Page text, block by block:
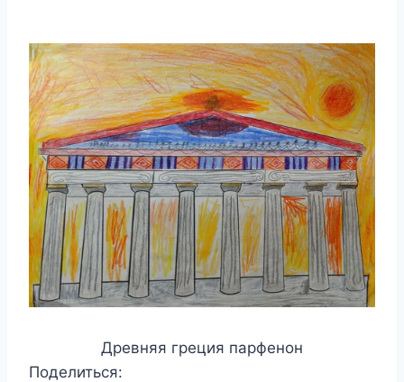
Древняя греция парфенон
Поделиться: